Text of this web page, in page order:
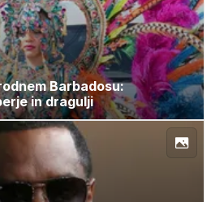
Barbadosu:
in dragulji